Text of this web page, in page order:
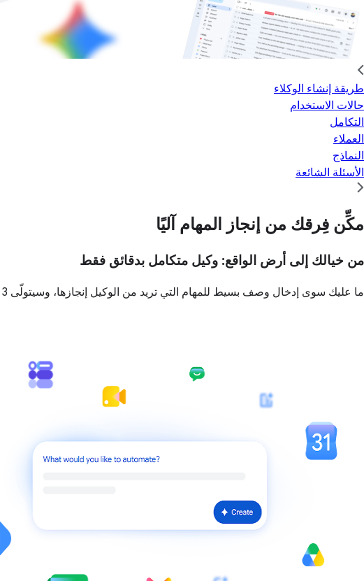
طريقة إنشاء الوكلاء
حالات الاستخدام
التكامل
العملاء
النماذج
الأسئلة الشائعة
مكِّن فِرقك من إنجاز المهام آليًا
من خيالك إلى أرض الواقع: وكيل متكامل بدقائق فقط
ما عليك سوى إدخال وصف بسيط للمهام التي تريد من الوكيل إنجازها، وسيتولّى Gemini 3 إنشاء مسار لها.